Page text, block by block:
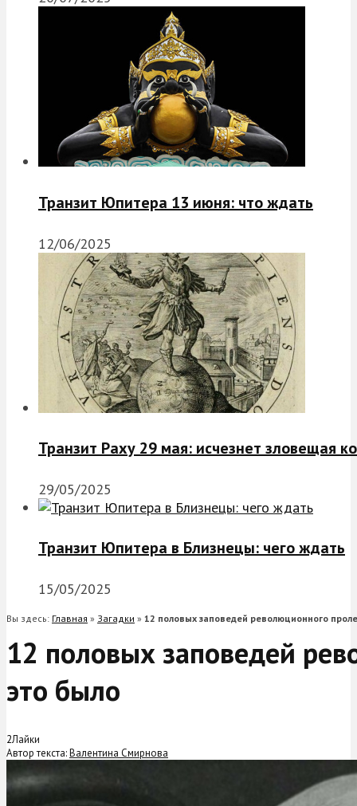
Транзит Юпитера 13 июня: что ждать
12/06/2025
Транзит Раху 29 мая: исчезнет зловещая
29/05/2025
Транзит Юпитера в Близнецы: чего ждать
15/05/2025
Вы здесь: Главная » Загадки » 12 половых заповедей революционного
12 половых заповедей
это было
2Лайки
Автор текста:Валентина Смирнова